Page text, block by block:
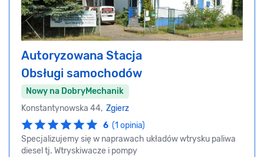
Autoryzowana Stacja
Obsługi samochodów
Nowy na DobryMechanik
Konstantynowska 44, Zgierz
6 (1 opinia)
Specjalizujemy się w naprawach układów wtrysku paliwa
diesel tj. Wtryskiwacze i pompy